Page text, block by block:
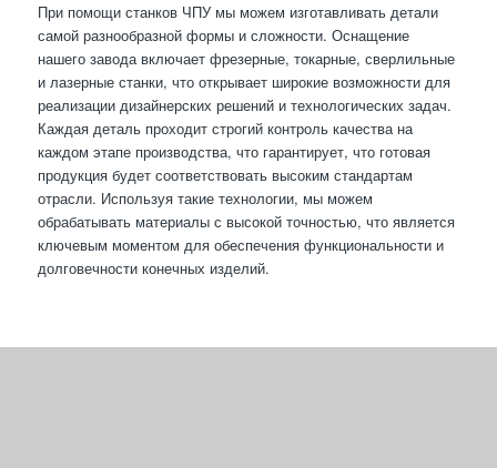
При помощи станков ЧПУ мы можем изготавливать детали
самой разнообразной формы и сложности. Оснащение
нашего завода включает фрезерные, токарные, сверлильные
и лазерные станки, что открывает широкие возможности для
реализации дизайнерских решений и технологических задач.
Каждая деталь проходит строгий контроль качества на
каждом этапе производства, что гарантирует, что готовая
продукция будет соответствовать высоким стандартам
отрасли. Используя такие технологии, мы можем
обрабатывать материалы с высокой точностью, что является
ключевым моментом для обеспечения функциональности и
долговечности конечных изделий.